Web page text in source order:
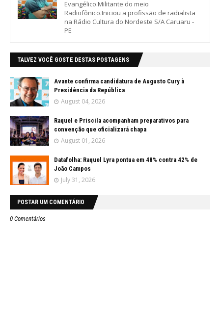
Evangélico.Militante do meio
Radiofônico.Iniciou a profissão de radialista
na Rádio Cultura do Nordeste S/A Caruaru -
PE
TALVEZ VOCÊ GOSTE DESTAS POSTAGENS
Avante confirma candidatura de Augusto Cury à
Presidência da República
August 04, 2026
Raquel e Priscila acompanham preparativos para
convenção que oficializará chapa
August 01, 2026
Datafolha: Raquel Lyra pontua em 48% contra 42% de
João Campos
July 31, 2026
POSTAR UM COMENTÁRIO
0 Comentários